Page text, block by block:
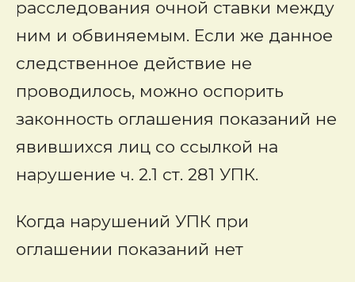
расследования очной ставки между
ним и обвиняемым. Если же данное
следственное действие не
проводилось, можно оспорить
законность оглашения показаний не
явившихся лиц со ссылкой на
нарушение ч. 2.1 ст. 281 УПК.
Когда нарушений УПК при
оглашении показаний нет